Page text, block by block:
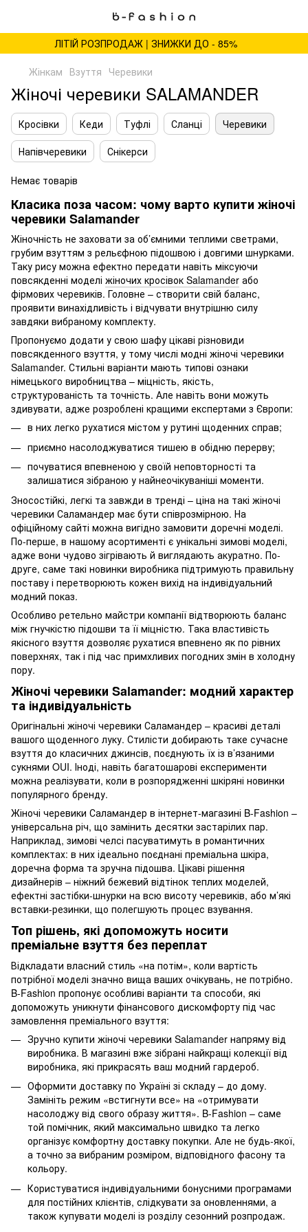
ЛІТІЙ РОЗПРОДАЖ | ЗНИЖКИ ДО - 85%
Жінкам Взуття Черевики
Жіночі черевики SALAMANDER
Кросівки Кеди Туфлі Сланці
Черевики
Напівчеревики
Снікерси
Немає товарів
Класика поза часом: чому варто купити жіночі
черевики Salamander
Жіночність не заховати за об’ємними теплими светрами,
грубим взуттям з рельєфною підошвою і довгими шнурками.
Таку рису можна ефектно передати навіть міксуючи
повсякденні моделі жіночих кросівок Salamander або
фірмових черевиків. Головне – створити свій баланс,
проявити винахідливість і відчувати внутрішню силу
завдяки вибраному комплекту.
Пропонуємо додати у свою шафу цікаві різновиди
повсякденного взуття, у тому числі модні жіночі черевики
Salamander. Стильні варіанти мають типові ознаки
німецького виробництва – міцність, якість,
структурованість та точність. Але навіть вони можуть
здивувати, адже розроблені кращими експертами з Європи:
в них легко рухатися містом у рутині щоденних справ;
приємно насолоджуватися тишею в обідню перерву;
почуватися впевненою у своїй неповторності та
залишатися зібраною у найнеочікуваніші моменти.
Зносостійкі, легкі та завжди в тренді – ціна на такі жіночі
черевики Саламандер має бути співрозмірною. На
офіційному сайті можна вигідно замовити доречні моделі.
По-перше, в нашому асортименті є унікальні зимові моделі,
адже вони чудово зігрівають й виглядають акуратно. По-
друге, саме такі новинки виробника підтримують правильну
поставу і перетворюють кожен вихід на індивідуальний
модний показ.
Особливо ретельно майстри компанії відтворюють баланс
між гнучкістю підошви та її міцністю. Така властивість
якісного взуття дозволяє рухатися впевнено як по рівних
поверхнях, так і під час примхливих погодних змін в холодну
пору.
Жіночі черевики Salamander: модний характер
та індивідуальність
Оригінальні жіночі черевики Саламандер – красиві деталі
вашого щоденного луку. Стилісти добирають таке сучасне
взуття до класичних джинсів, поєднують їх із в’язаними
сукнями OUI. Іноді, навіть багатошарові експерименти
можна реалізувати, коли в розпорядженні шкіряні новинки
популярного бренду.
Жіночі черевики Саламандер в інтернет-магазині B-Fashion –
універсальна річ, що замінить десятки застарілих пар.
Наприклад, зимові челсі пасуватимуть в романтичних
комплектах: в них ідеально поєднані преміальна шкіра,
доречна форма та зручна підошва. Цікаві рішення
дизайнерів – ніжний бежевий відтінок теплих моделей,
ефектні застібки-шнурки на всю висоту черевиків, або м’які
вставки-резинки, що полегшують процес взування.
Топ рішень, які допоможуть носити
преміальне взуття без переплат
Відкладати власний стиль «на потім», коли вартість
потрібної моделі значно вища ваших очікувань, не потрібно.
B-Fashion пропонує особливі варіанти та способи, які
допоможуть уникнути фінансового дискомфорту під час
замовлення преміального взуття:
Зручно купити жіночі черевики Salamander напряму від
виробника. В магазині вже зібрані найкращі колекції від
виробника, які прикрасять ваш модний гардероб.
Оформити доставку по Україні зі складу – до дому.
Замініть режим «встигнути все» на «отримувати
насолоджу від свого образу життя». B-Fashion – саме
той помічник, який максимально швидко та легко
організує комфортну доставку покупки. Але не будь-якої,
а точно за вибраним розміром, відповідного фасону та
кольору.
Користуватися індивідуальними бонусними програмами
для постійних клієнтів, слідкувати за оновленнями, а
також купувати моделі із розділу сезонний розпродаж.